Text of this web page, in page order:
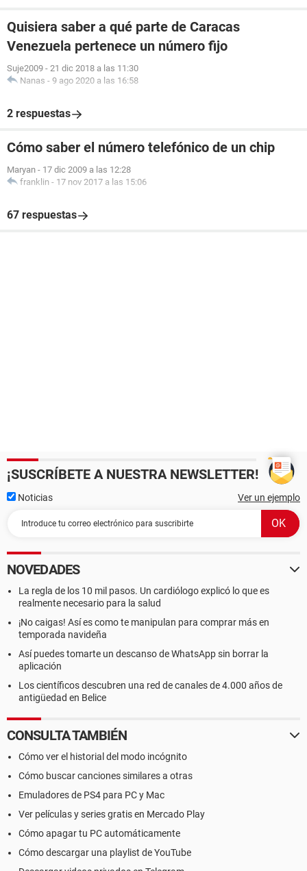
Quisiera saber a qué parte de Caracas
Venezuela pertenece un número fijo
Suje2009 - 21 dic 2018 a las 11:30
Nanas - 9 ago 2020 a las 16:58
2 respuestas
Cómo saber el número telefónico de un chip
Maryan - 17 dic 2009 a las 12:28
franklin - 17 nov 2017 a las 15:06
67 respuestas
¡SUSCRÍBETE A NUESTRA NEWSLETTER!
Noticias Ver un ejemplo
NOVEDADES
La regla de los 10 mil pasos. Un cardiólogo explicó lo que es
realmente necesario para la salud
¡No caigas! Así es como te manipulan para comprar más en
temporada navideña
Así puedes tomarte un descanso de WhatsApp sin borrar la
aplicación
Los científicos descubren una red de canales de 4.000 años de
antigüedad en Belice
CONSULTA TAMBIÉN
Cómo ver el historial del modo incógnito
Cómo buscar canciones similares a otras
Emuladores de PS4 para PC y Mac
Ver películas y series gratis en Mercado Play
Cómo apagar tu PC automáticamente
Cómo descargar una playlist de YouTube